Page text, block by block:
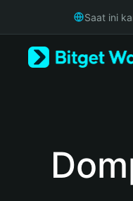
Русский
Saat ini